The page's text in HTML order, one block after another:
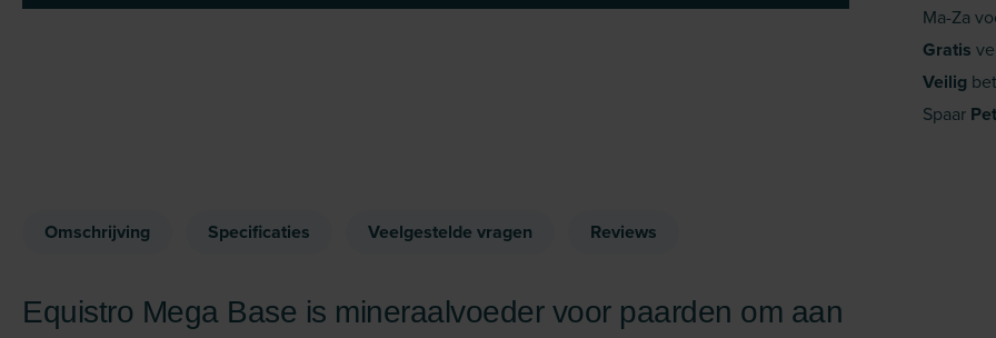
Ma-Za
Gratis
Veilig
Spaar
Omschrijving Specificaties Veelgestelde vragen Reviews
Equistro Mega Base is mineraalvoeder voor paarden om aan